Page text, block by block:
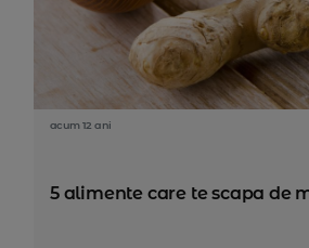
acum 12 ani
5 alimente care te scapa de